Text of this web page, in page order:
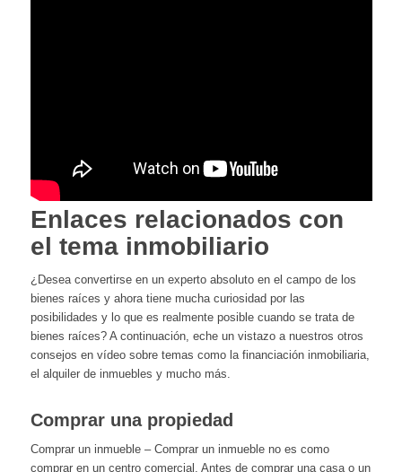
Enlaces relacionados con
el tema inmobiliario
¿Desea convertirse en un experto absoluto en el campo de los
bienes raíces y ahora tiene mucha curiosidad por las
posibilidades y lo que es realmente posible cuando se trata de
bienes raíces? A continuación, eche un vistazo a nuestros otros
consejos en vídeo sobre temas como la financiación inmobiliaria,
el alquiler de inmuebles y mucho más.
Comprar una propiedad
Comprar un inmueble – Comprar un inmueble no es como
comprar en un centro comercial. Antes de comprar una casa o un